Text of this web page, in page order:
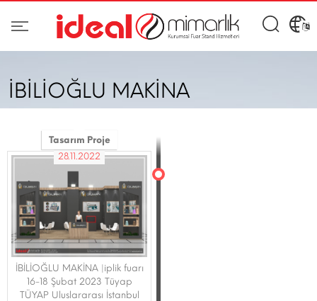
İBİLİOĞLU MAKİNA
Tasarım Proje
28.11.2022
İBİLİOĞLU MAKİNA |iplik fuarı
16-18 Şubat 2023 Tüyap
TÜYAP Uluslararası İstanbul